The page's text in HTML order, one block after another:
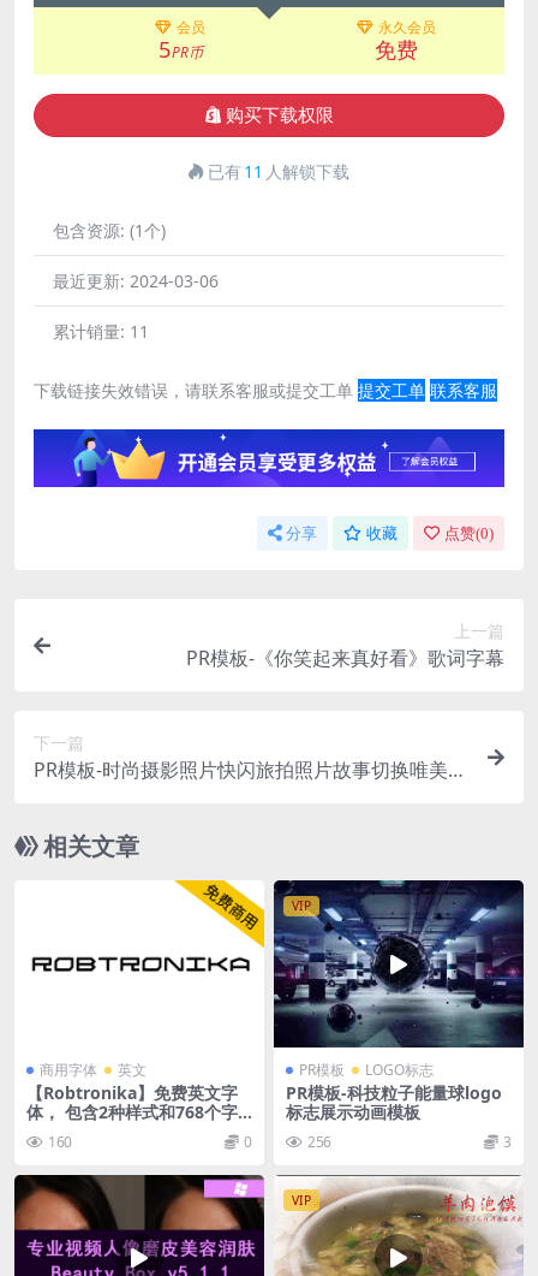
会员
5PR币
永久会员
免费
购买下载权限
已有11 人解锁下载
包含资源: (1个)
最近更新: 2024-03-06
累计销量: 11
下载链接失效错误，请联系客服或提交工单 提交工单 联系客服
分享 收藏 点赞(0)
上一篇
PR模板-《你笑起来真好看》歌词字幕
下一篇
PR模板-时尚摄影照片快闪旅拍照片故事切换唯美视
相关文章
商用字体 英文
【Robtronika】免费英文字
体， 包含2种样式和768个字
形 160 0
VIP
PR模板 LOGO标志
PR模板-科技粒子能量球logo
标志展示动画模板
256 3
VIP